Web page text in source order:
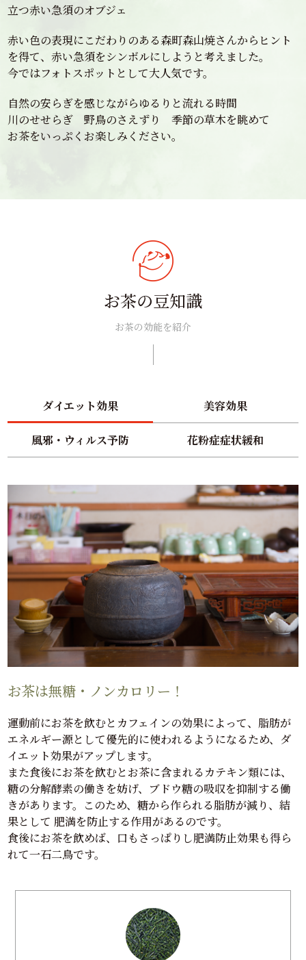
立つ赤い急須のオブジェ
赤い色の表現にこだわりのある森町森山焼さんからヒント
を得て、赤い急須をシンボルにしようと考えました。
今ではフォトスポットとして大人気です。
自然の安らぎを感じながらゆるりと流れる時間
川のせせらぎ 野鳥のさえずり 季節の草木を眺めて
お茶をいっぷくお楽しみください。
お茶の豆知識
お茶の効能を紹介
ダイエット効果 美容効果
風邪・ウィルス予防 花粉症症状緩和
お茶は無糖・ノンカロリー！
運動前にお茶を飲むとカフェインの効果によって、脂肪が
エネルギー源として優先的に使われるようになるため、ダ
イエット効果がアップします。
また食後にお茶を飲むとお茶に含まれるカテキン類には、
糖の分解酵素の働きを妨げ、ブドウ糖の吸収を抑制する働
きがあります。このため、糖から作られる脂肪が減り、結
果として 肥満を防止する作用があるのです。
食後にお茶を飲めば、口もさっぱりし肥満防止効果も得ら
れて一石二鳥です。